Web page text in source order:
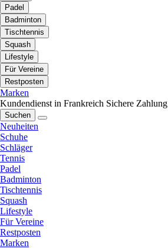
Padel
Badminton
Tischtennis
Squash
Lifestyle
Für Vereine
Restposten
Marken
Kundendienst in Frankreich Sichere Zahlung
Suchen
Neuheiten
Schuhe
Schläger
Tennis
Padel
Badminton
Tischtennis
Squash
Lifestyle
Für Vereine
Restposten
Marken